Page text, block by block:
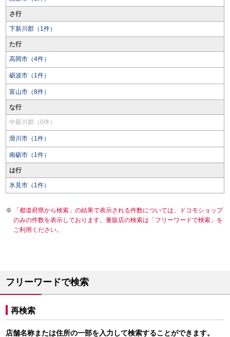
さ行
下新川郡（1件）
た行
高岡市（4件）
砺波市（1件）
富山市（8件）
な行
中新川郡（0件）
滑川市（1件）
南砺市（1件）
は行
氷見市（1件）
「都道府県から検索」の結果で表示される件数については、ドコモショップ
のみの件数を表示しております。量販店の検索は「フリーワードで検索」を
ご利用ください。
フリーワードで検索
再検索
店舗名称または住所の一部を入力して検索することができます。